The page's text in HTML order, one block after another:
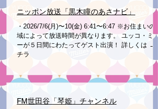
ニッポン放送「黒木瞳のあさナビ」
・2026/7/6(月)〜10(金) 6:41〜6:47 ※お住まいの地
域によって放送時間が異なります。 ユッコ・ミラ
ーが５日間にわたってゲスト出演！ 詳しくは →コ
チラ
FM世田谷「琴姫」チャンネル